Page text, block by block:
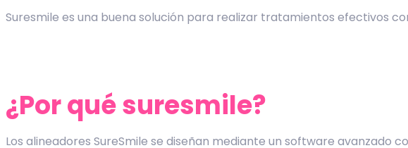
Suresmile es una buena solución para realizar tratamientos efectivos
¿Por qué suresmile?
Los alineadores SureSmile se diseñan mediante un software